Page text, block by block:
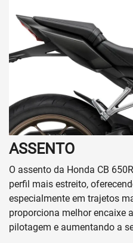
ASSENTO
O assento da Honda CB
perfil mais estreito,
especialmente em trajetos
proporciona melhor encaixe
pilotagem e aumentando a